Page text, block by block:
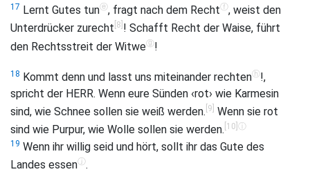
17 Lernt Gutes tunⓔ, fragt nach dem Rechtⓕ, weist den
Unterdrücker zurecht [8] ! Schafft Recht der Waise, führt
den Rechtsstreit der Witweⓖ!
18 Kommt denn und lasst uns miteinander rechtenⓗ!,
spricht der HERR. Wenn eure Sünden ‹rot› wie Karmesin
sind, wie Schnee sollen sie weiß werden. [9] Wenn sie rot
sind wie Purpur, wie Wolle sollen sie werden. [10] ⓘ
19 Wenn ihr willig seid und hört, sollt ihr das Gute des
Landes essenⓙ.